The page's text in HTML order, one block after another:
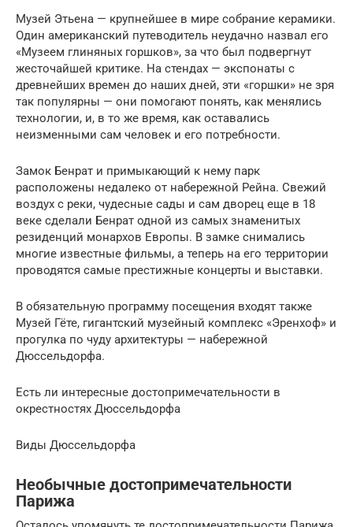
Музей Этьена — крупнейшее в мире собрание керамики.
Один американский путеводитель неудачно назвал его
«Музеем глиняных горшков», за что был подвергнут
жесточайшей критике. На стендах — экспонаты с
древнейших времен до наших дней, эти «горшки» не зря
так популярны — они помогают понять, как менялись
технологии, и, в то же время, как оставались
неизменными сам человек и его потребности.
Замок Бенрат и примыкающий к нему парк
расположены недалеко от набережной Рейна. Свежий
воздух с реки, чудесные сады и сам дворец еще в 18
веке сделали Бенрат одной из самых знаменитых
резиденций монархов Европы. В замке снимались
многие известные фильмы, а теперь на его территории
проводятся самые престижные концерты и выставки.
В обязательную программу посещения входят также
Музей Гёте, гигантский музейный комплекс «Эренхоф» и
прогулка по чуду архитектуры — набережной
Дюссельдорфа.
Есть ли интересные достопримечательности в
окрестностях Дюссельдорфа
Виды Дюссельдорфа
Необычные достопримечательности
Парижа